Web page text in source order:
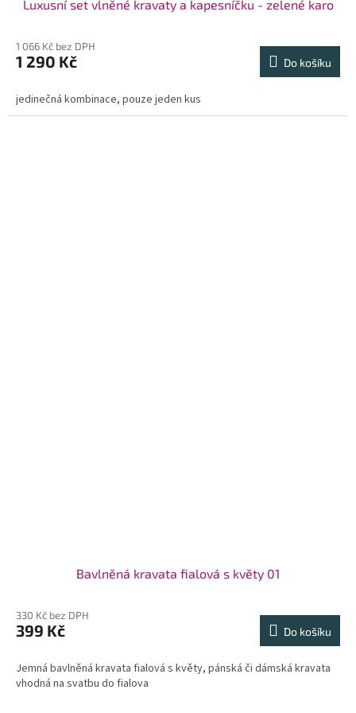
Luxusní set vlněné kravaty a kapesníčku - zelené karo
1 066 Kč bez DPH
1 290 Kč Do košíku
jedinečná kombinace, pouze jeden kus
Bavlněná kravata fialová s květy 01
330 Kč bez DPH
399 Kč Do košíku
Jemná bavlněná kravata fialová s květy, pánská či dámská kravata
vhodná na svatbu do fialova